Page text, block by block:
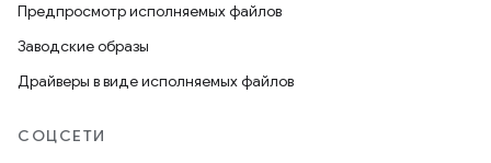
Предпросмотр исполняемых файлов
Заводские образы
Драйверы в виде исполняемых файлов
СОЦСЕТИ